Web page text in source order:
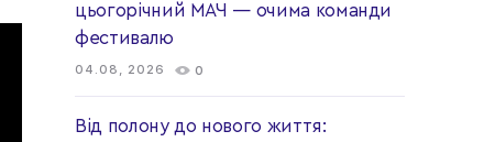
цьогорічний МАЧ — очима команди
фестивалю
04.08, 2026 0
Від полону до нового життя: